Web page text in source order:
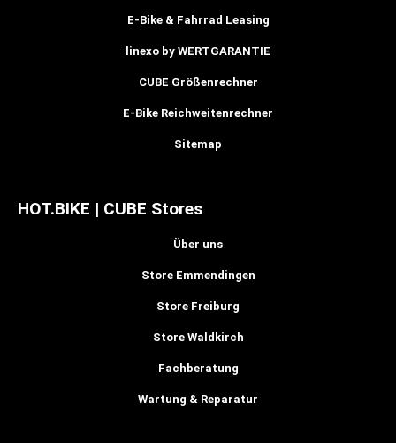
E-Bike & Fahrrad Leasing
linexo by WERTGARANTIE
CUBE Größenrechner
E-Bike Reichweitenrechner
Sitemap
HOT.BIKE | CUBE Stores
Über uns
Store Emmendingen
Store Freiburg
Store Waldkirch
Fachberatung
Wartung & Reparatur